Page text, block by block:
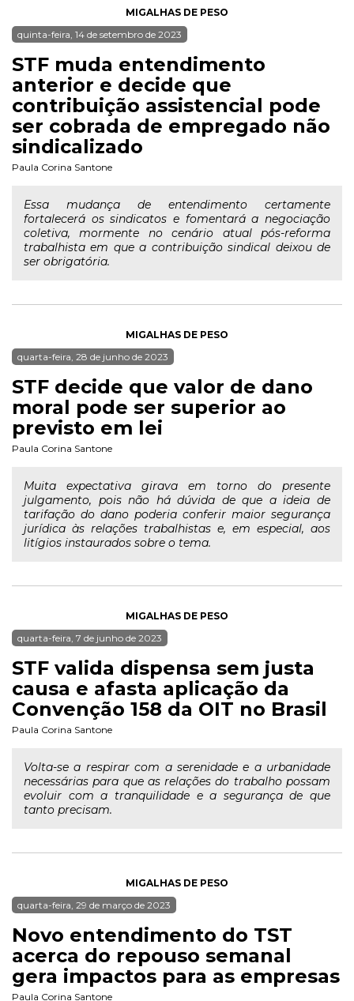
MIGALHAS DE PESO
quinta-feira, 14 de setembro de 2023
STF muda entendimento
anterior e decide que
contribuição assistencial pode
ser cobrada de empregado não
sindicalizado
Paula Corina Santone
Essa mudança de entendimento certamente
fortalecerá os sindicatos e fomentará a negociação
coletiva, mormente no cenário atual pós-reforma
trabalhista em que a contribuição sindical deixou de
ser obrigatória.
MIGALHAS DE PESO
quarta-feira, 28 de junho de 2023
STF decide que valor de dano
moral pode ser superior ao
previsto em lei
Paula Corina Santone
Muita expectativa girava em torno do presente
julgamento, pois não há dúvida de que a ideia de
tarifação do dano poderia conferir maior segurança
jurídica às relações trabalhistas e, em especial, aos
litígios instaurados sobre o tema.
MIGALHAS DE PESO
quarta-feira, 7 de junho de 2023
STF valida dispensa sem justa
causa e afasta aplicação da
Convenção 158 da OIT no Brasil
Paula Corina Santone
Volta-se a respirar com a serenidade e a urbanidade
necessárias para que as relações do trabalho possam
evoluir com a tranquilidade e a segurança de que
tanto precisam.
MIGALHAS DE PESO
quarta-feira, 29 de março de 2023
Novo entendimento do TST
acerca do repouso semanal
gera impactos para as empresas
Paula Corina Santone